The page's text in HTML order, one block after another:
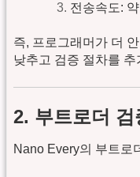
전송속도: 약
즉, 프로그래머가 더
낮추고 검증 절차를
2. 부트로더
Nano Every의 부트로